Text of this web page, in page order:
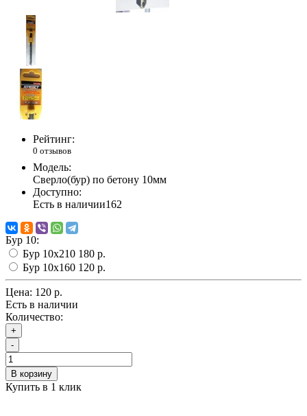
Рейтинг:
0 отзывов
Модель:
Сверло(бур) по бетону 10мм
Доступно:
Есть в наличии162
Бур 10:
Бур 10х210 180 р.
Бур 10х160 120 р.
Цена: 120 р.
Есть в наличии
Количество:
+
-
В корзину
Купить в 1 клик